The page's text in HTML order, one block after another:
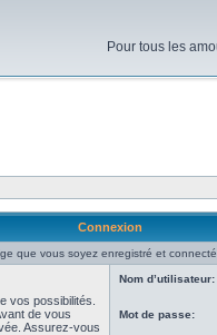
Pour tous les
Connexion
que vous soyez enregistré et
vos possibilités.
de vous
Assurez-vous
Nom d’utilisateur:
Mot de passe: